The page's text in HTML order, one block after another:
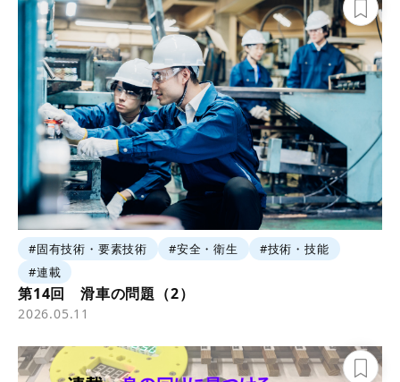
#固有技術・要素技術 #安全・衛生
#技術・技能
#連載
第14回 滑車の問題（2）
2026.05.11